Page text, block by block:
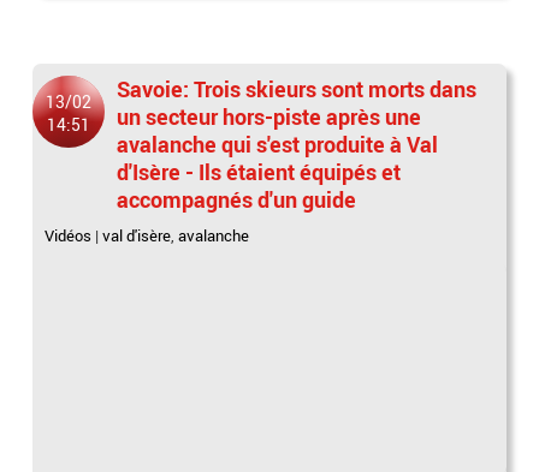
13/02
14:51
Savoie: Trois skieurs sont morts dans
un secteur hors-piste après une
avalanche qui s'est produite à Val
d'Isère - Ils étaient équipés et
accompagnés d'un guide
Vidéos |val d'isère,avalanche